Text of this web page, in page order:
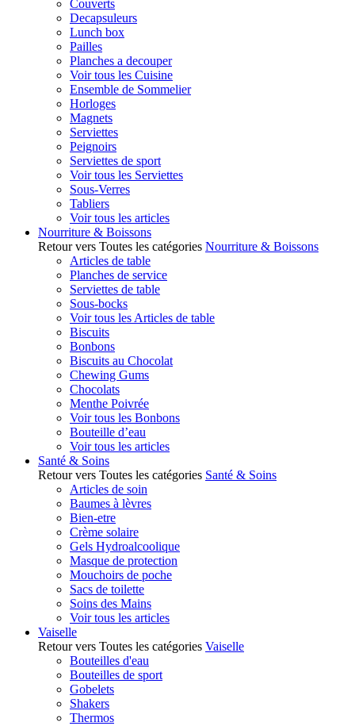
Couverts
Decapsuleurs
Lunch box
Pailles
Planches a decouper
Voir tous les Cuisine
Ensemble de Sommelier
Horloges
Magnets
Serviettes
Peignoirs
Serviettes de sport
Voir tous les Serviettes
Sous-Verres
Tabliers
Voir tous les articles
Nourriture & Boissons
Retour vers Toutes les catégories Nourriture & Boissons
Articles de table
Planches de service
Serviettes de table
Sous-bocks
Voir tous les Articles de table
Biscuits
Bonbons
Biscuits au Chocolat
Chewing Gums
Chocolats
Menthe Poivrée
Voir tous les Bonbons
Bouteille d’eau
Voir tous les articles
Santé & Soins
Retour vers Toutes les catégories Santé & Soins
Articles de soin
Baumes à lèvres
Bien-etre
Crème solaire
Gels Hydroalcoolique
Masque de protection
Mouchoirs de poche
Sacs de toilette
Soins des Mains
Voir tous les articles
Vaiselle
Retour vers Toutes les catégories Vaiselle
Bouteilles d'eau
Bouteilles de sport
Gobelets
Shakers
Thermos